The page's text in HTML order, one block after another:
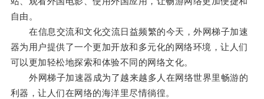
自由。
在信息交流和文化交流日益频繁的今天，外网梯子加速
器为用户提供了一个更加开放和多元化的网络环境，让人们
可以更加轻松地探索和体验不同的网络文化。
外网梯子加速器成为了越来越多人在网络世界里畅游的
利器，让人们在网络的海洋里尽情徜徨。